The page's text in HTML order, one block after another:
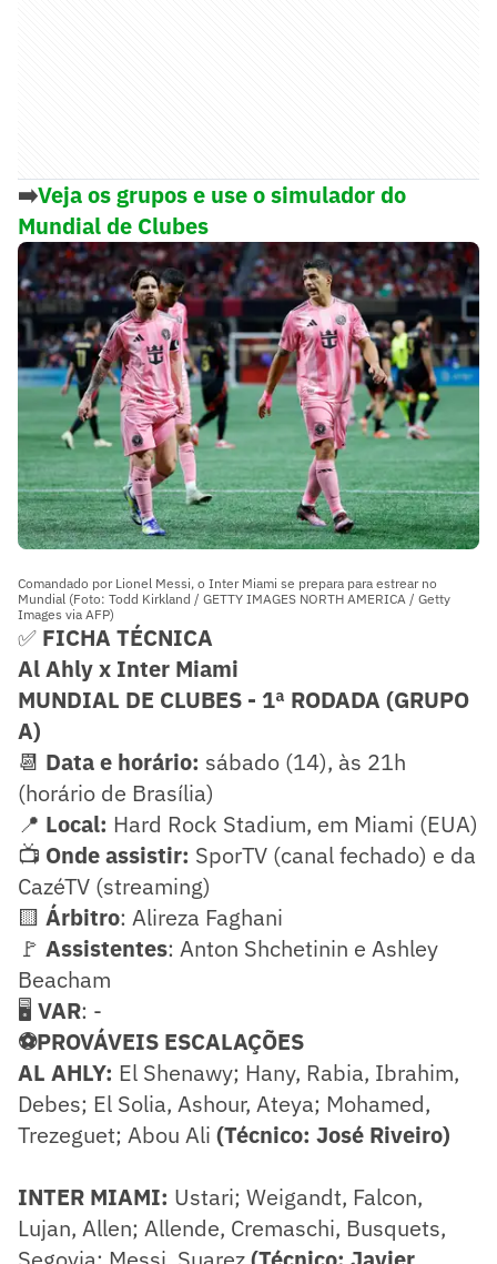
➡️Veja os grupos e use o simulador do
Mundial de Clubes
Comandado por Lionel Messi, o Inter Miami se prepara para estrear no
Mundial (Foto: Todd Kirkland / GETTY IMAGES NORTH AMERICA / Getty
Images via AFP)
✅ FICHA TÉCNICA
Al Ahly x Inter Miami
MUNDIAL DE CLUBES - 1ª RODADA (GRUPO
A)
📆 Data e horário: sábado (14), às 21h
(horário de Brasília)
📍 Local: Hard Rock Stadium, em Miami (EUA)
📺 Onde assistir: SporTV (canal fechado) e da
CazéTV (streaming)
🟨 Árbitro: Alireza Faghani
🚩 Assistentes: Anton Shchetinin e Ashley
Beacham
🖥️ VAR: -
⚽PROVÁVEIS ESCALAÇÕES
AL AHLY: El Shenawy; Hany, Rabia, Ibrahim,
Debes; El Solia, Ashour, Ateya; Mohamed,
Trezeguet; Abou Ali (Técnico: José Riveiro)
INTER MIAMI: Ustari; Weigandt, Falcon,
Lujan, Allen; Allende, Cremaschi, Busquets,